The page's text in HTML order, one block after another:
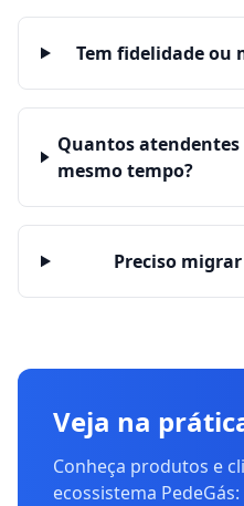
Tem fidelidade ou
Quantos
mesmo tempo?
Preciso
Veja na
Conheça produtos e
ecossistema PedeGás: